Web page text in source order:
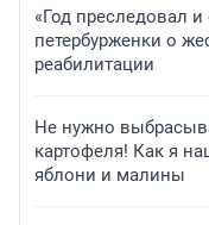
«Год преследовал
петербурженки о
реабилитации
Не нужно
картофеля! Как я
яблони и малины